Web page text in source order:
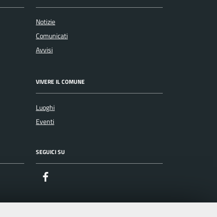
Notizie
Comunicati
Avvisi
VIVERE IL COMUNE
Luoghi
Eventi
SEGUICI SU